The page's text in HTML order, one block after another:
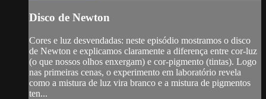
Disco de Newton
Cores e luz desvendadas: neste episódio mostramos o disco
de Newton e explicamos claramente a diferença entre cor-luz
(o que nossos olhos enxergam) e cor-pigmento (tintas). Logo
nas primeiras cenas, o experimento em laboratório revela
como a mistura de luz vira branco e a mistura de pigmentos
ten...